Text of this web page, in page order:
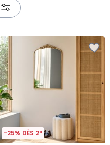
-25% DÈS 2*